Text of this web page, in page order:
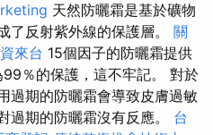
天然防曬霜是基於礦物
了反射紫外線的保護層。 關
來台 15個因子的防曬霜提供
％的保護，這不牢記。 對於
過期的防曬霜會導致皮膚過敏
過期的防曬霜沒有反應。 台